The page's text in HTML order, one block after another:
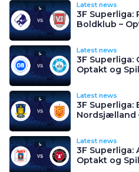
Latest news
3F Superliga:
Boldklub –
Latest news
3F Superliga:
Optakt og
Latest news
3F Superliga:
Nordsjælland
Latest news
3F Superliga:
Optakt og